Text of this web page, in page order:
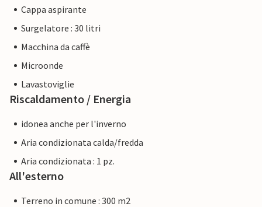
Cappa aspirante
Surgelatore : 30 litri
Macchina da caffè
Microonde
Lavastoviglie
Riscaldamento / Energia
idonea anche per l'inverno
Aria condizionata calda/fredda
Aria condizionata : 1 pz.
All'esterno
Terreno in comune : 300 m2